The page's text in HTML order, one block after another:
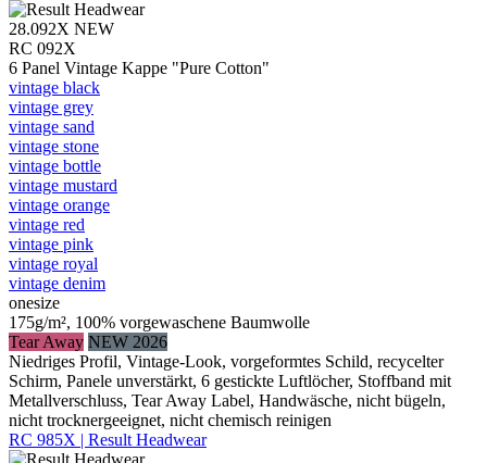
28.092X NEW
RC 092X
6 Panel Vintage Kappe "Pure Cotton"
vintage black
vintage grey
vintage sand
vintage stone
vintage bottle
vintage mustard
vintage orange
vintage red
vintage pink
vintage royal
vintage denim
onesize
175g/m², 100% vorgewaschene Baumwolle
Tear Away NEW 2026
Niedriges Profil, Vintage-Look, vorgeformtes Schild, recycelter
Schirm, Panele unverstärkt, 6 gestickte Luftlöcher, Stoffband mit
Metallverschluss, Tear Away Label, Handwäsche, nicht bügeln,
nicht trocknergeeignet, nicht chemisch reinigen
RC 985X | Result Headwear